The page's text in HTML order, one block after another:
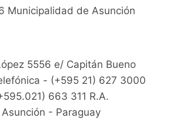
Municipalidad de Asunción
5556 e/ Capitán Bueno
- (+595 21) 627 3000
663 311 R.A.
Asunción - Paraguay